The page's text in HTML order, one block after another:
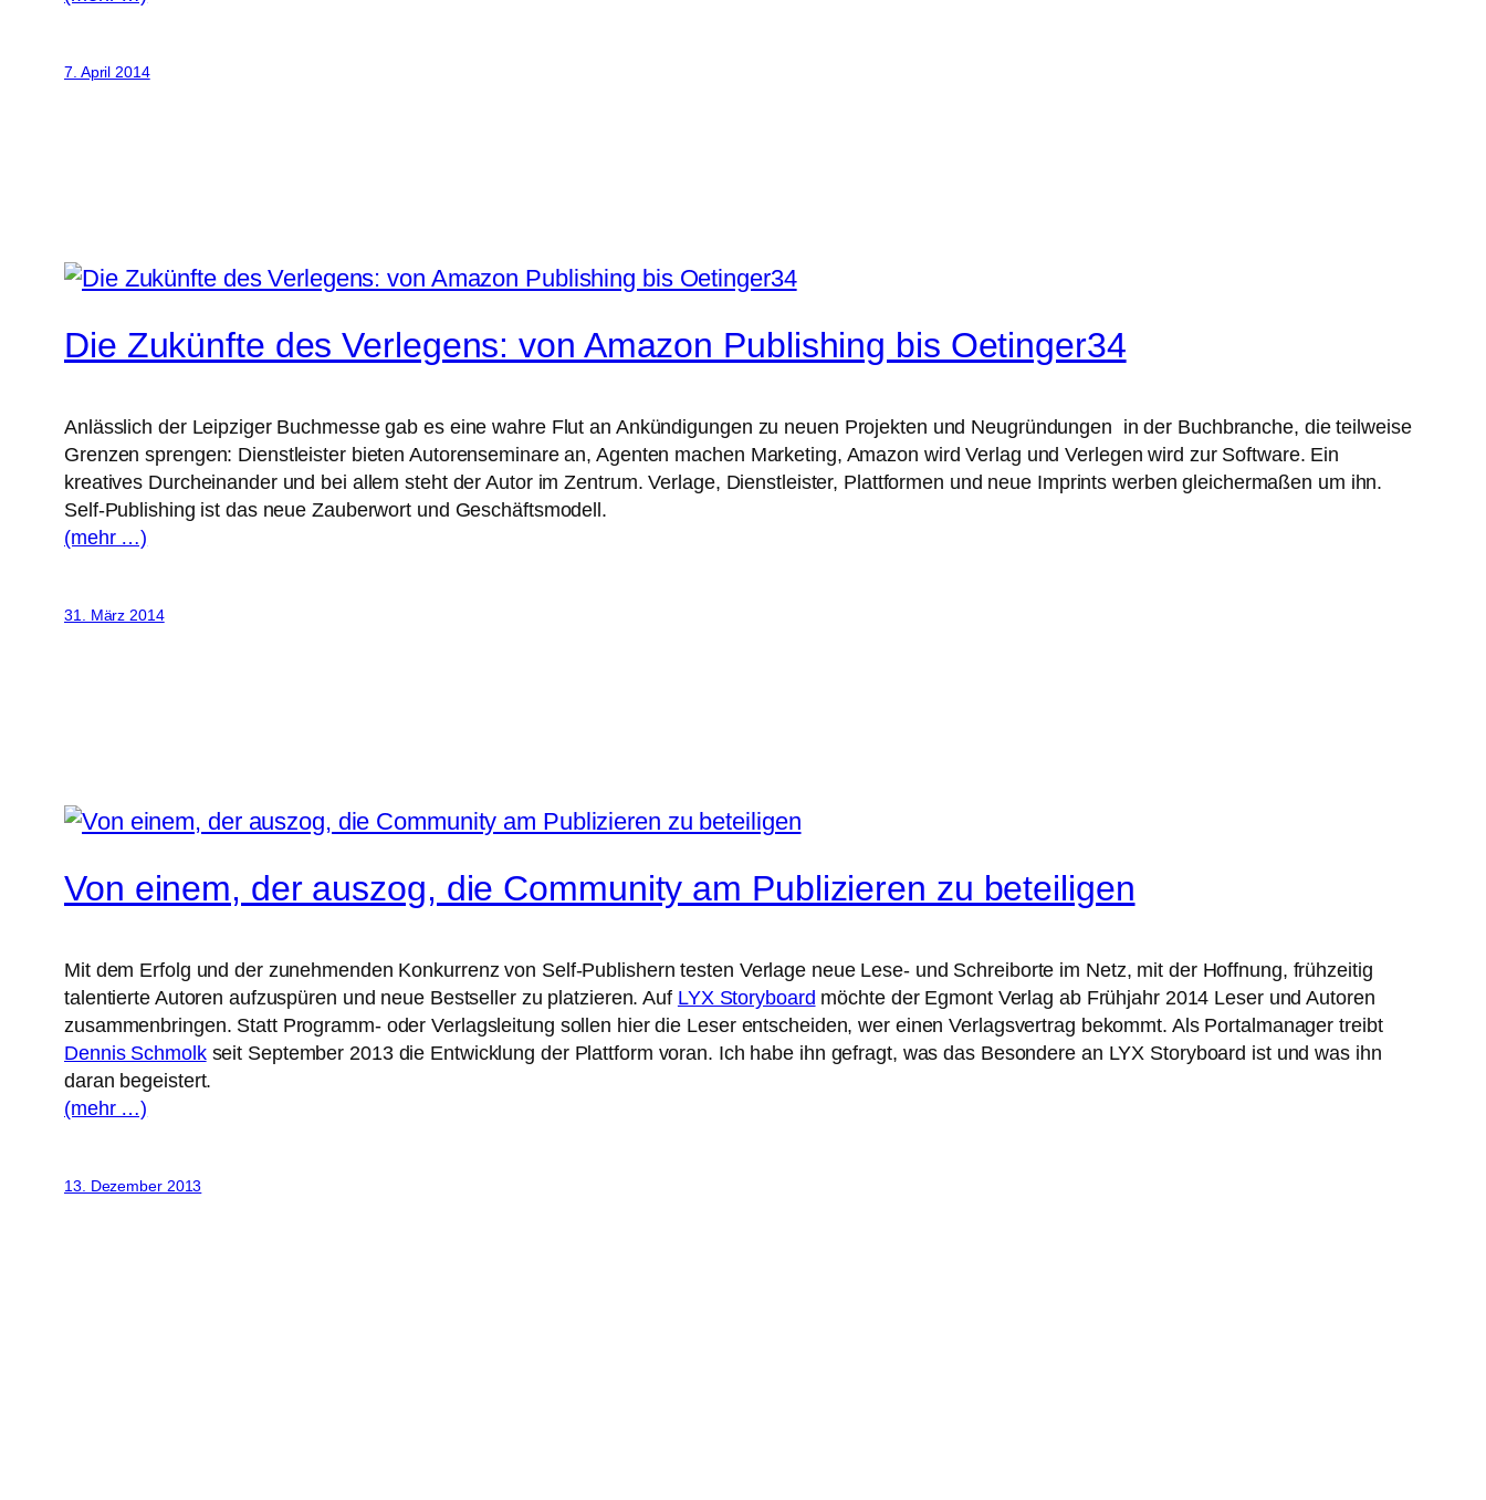
7. April 2014
Die Zukünfte des Verlegens: von Amazon Publishing bis Oetinger34
Anlässlich der Leipziger Buchmesse gab es eine wahre Flut an Ankündigungen zu neuen Projekten und Neugründungen in der Buchbranche, die teilweise
Grenzen sprengen: Dienstleister bieten Autorenseminare an, Agenten machen Marketing, Amazon wird Verlag und Verlegen wird zur Software. Ein
kreatives Durcheinander und bei allem steht der Autor im Zentrum. Verlage, Dienstleister, Plattformen und neue Imprints werben gleichermaßen um ihn.
Self-Publishing ist das neue Zauberwort und Geschäftsmodell.
(mehr …)
31. März 2014
Von einem, der auszog, die Community am Publizieren zu beteiligen
Mit dem Erfolg und der zunehmenden Konkurrenz von Self-Publishern testen Verlage neue Lese- und Schreiborte im Netz, mit der Hoffnung, frühzeitig
talentierte Autoren aufzuspüren und neue Bestseller zu platzieren. Auf LYX Storyboard möchte der Egmont Verlag ab Frühjahr 2014 Leser und Autoren
zusammenbringen. Statt Programm- oder Verlagsleitung sollen hier die Leser entscheiden, wer einen Verlagsvertrag bekommt. Als Portalmanager treibt
Dennis Schmolkseit September 2013 die Entwicklung der Plattform voran. Ich habe ihn gefragt, was das Besondere an LYX Storyboard ist und was ihn
daran begeistert.
(mehr …)
13. Dezember 2013